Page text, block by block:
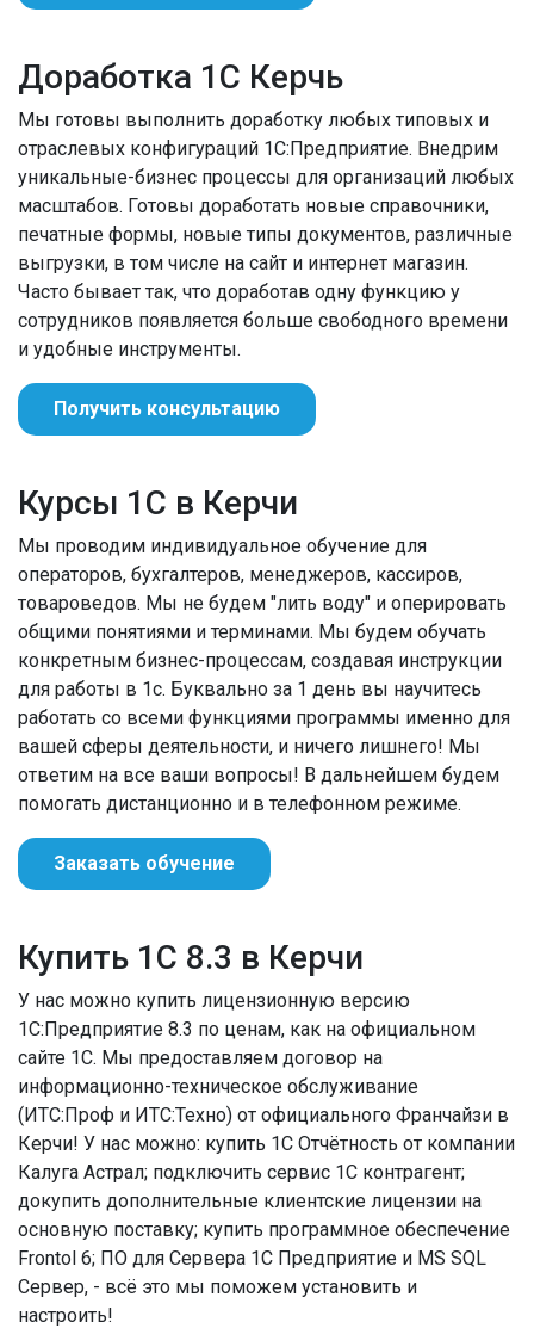
Доработка 1С Керчь
Мы готовы выполнить доработку любых типовых и
отраслевых конфигураций 1С:Предприятие. Внедрим
уникальные-бизнес процессы для организаций любых
масштабов. Готовы доработать новые справочники,
печатные формы, новые типы документов, различные
выгрузки, в том числе на сайт и интернет магазин.
Часто бывает так, что доработав одну функцию у
сотрудников появляется больше свободного времени
и удобные инструменты.
Получить консультацию
Курсы 1С в Керчи
Мы проводим индивидуальное обучение для
операторов, бухгалтеров, менеджеров, кассиров,
товароведов. Мы не будем "лить воду" и оперировать
общими понятиями и терминами. Мы будем обучать
конкретным бизнес-процессам, создавая инструкции
для работы в 1с. Буквально за 1 день вы научитесь
работать со всеми функциями программы именно для
вашей сферы деятельности, и ничего лишнего! Мы
ответим на все ваши вопросы! В дальнейшем будем
помогать дистанционно и в телефонном режиме.
Заказать обучение
Купить 1С 8.3 в Керчи
У нас можно купить лицензионную версию
1С:Предприятие 8.3 по ценам, как на официальном
сайте 1С. Мы предоставляем договор на
информационно-техническое обслуживание
(ИТС:Проф и ИТС:Техно) от официального Франчайзи в
Керчи! У нас можно: купить 1С Отчётность от компании
Калуга Астрал; подключить сервис 1С контрагент;
докупить дополнительные клиентские лицензии на
основную поставку; купить программное обеспечение
Frontol 6; ПО для Сервера 1С Предприятие и MS SQL
Сервер, - всё это мы поможем установить и
настроить!